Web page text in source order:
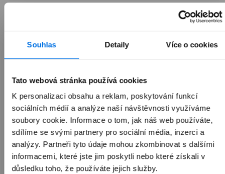
Souhlas Detaily Více o cookies
Tato webová stránka používá cookies
K personalizaci obsahu a reklam, poskytování funkcí
sociálních médií a analýze naší návštěvnosti využíváme
soubory cookie. Informace o tom, jak náš web používáte,
sdílíme se svými partnery pro sociální média, inzerci a
analýzy. Partneři tyto údaje mohou zkombinovat s dalšími
informacemi, které jste jim poskytli nebo které získali v
důsledku toho, že používáte jejich služby.
Sdílet
Často kupováno společně
Přepnout zobrazení produktů
Nejoblíbenější doplňky Novinky mezi doplňky